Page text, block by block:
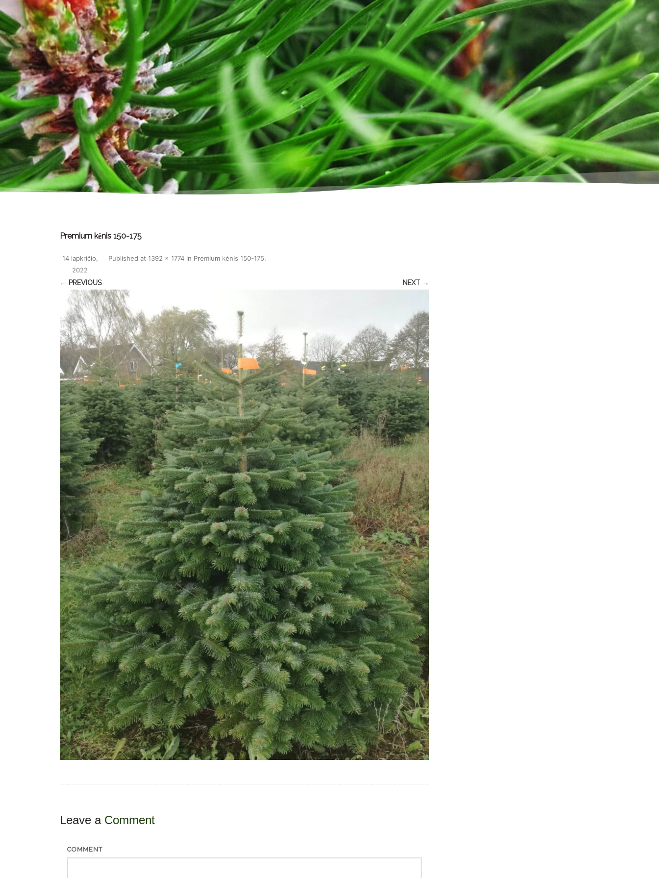
Premium kėnis 150-175
Published
14 lapkričio,
2022
at 1392 × 1774 in Premium kėnis 150-175.
← PREVIOUS NEXT →
Leave a Comment
COMMENT